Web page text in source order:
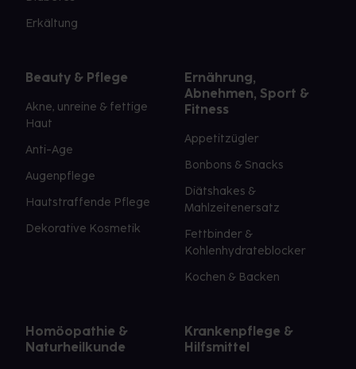
Erkältung
Beauty & Pflege
Akne, unreine & fettige
Haut
Anti-Age
Augenpflege
Hautstraffende Pflege
Dekorative Kosmetik
Ernährung,
Abnehmen, Sport &
Fitness
Appetitzügler
Bonbons & Snacks
Diätshakes &
Mahlzeitenersatz
Fettbinder &
Kohlenhydrateblocker
Kochen & Backen
Homöopathie &
Naturheilkunde
Krankenpflege &
Hilfsmittel